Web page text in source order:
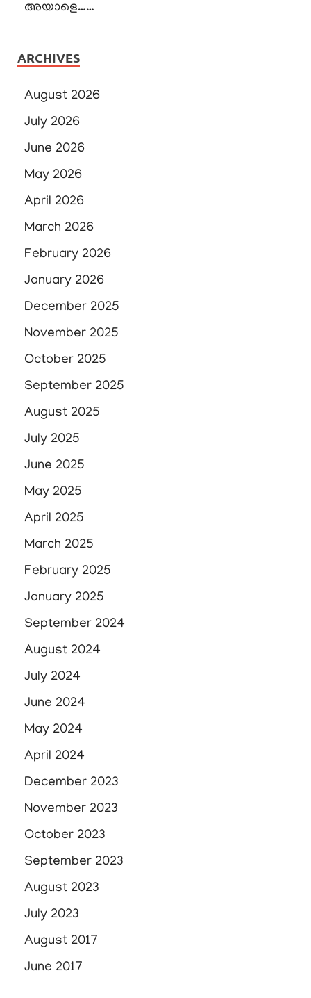
അയാളെ……
ARCHIVES
August 2026
July 2026
June 2026
May 2026
April 2026
March 2026
February 2026
January 2026
December 2025
November 2025
October 2025
September 2025
August 2025
July 2025
June 2025
May 2025
April 2025
March 2025
February 2025
January 2025
September 2024
August 2024
July 2024
June 2024
May 2024
April 2024
December 2023
November 2023
October 2023
September 2023
August 2023
July 2023
August 2017
June 2017